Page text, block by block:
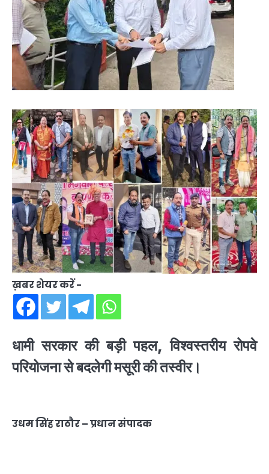
ख़बर शेयर करें -
धामी सरकार की बड़ी पहल, विश्वस्तरीय रोपवे
परियोजना से बदलेगी मसूरी की तस्वीर।
उधम सिंह राठौर – प्रधान संपादक